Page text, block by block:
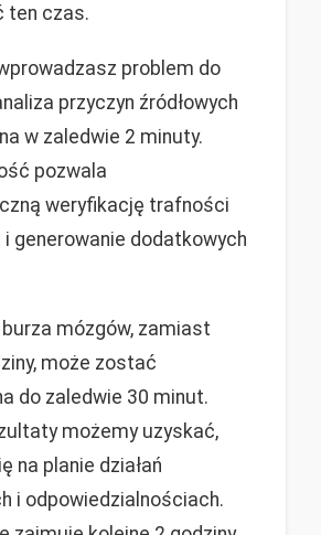
ten czas.
problem do
przyczyn źródłowych
w zaledwie 2 minuty.
pozwala
weryfikację trafności
i generowanie dodatkowych
burza mózgów, zamiast
może zostać
do zaledwie 30 minut.
możemy uzyskać,
na planie działań
i odpowiedzialnościach.